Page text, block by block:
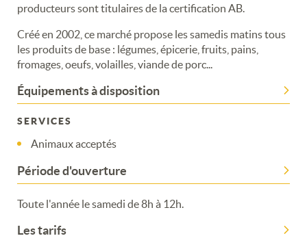
producteurs sont titulaires de la certification AB.
Créé en 2002, ce marché propose les samedis matins tous
les produits de base : légumes, épicerie, fruits, pains,
fromages, oeufs, volailles, viande de porc...
Équipements à disposition
SERVICES
Animaux acceptés
Période d'ouverture
Toute l'année le samedi de 8h à 12h.
Les tarifs